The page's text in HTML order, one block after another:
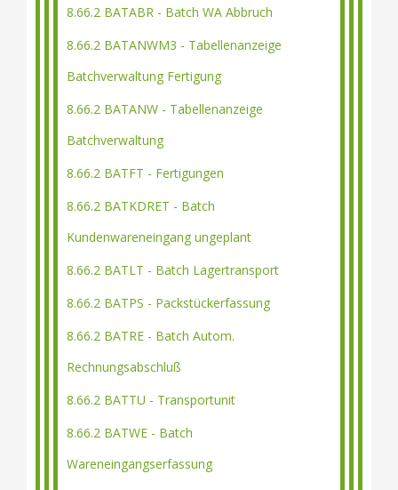
8.66.2 BATABR - Batch WA Abbruch
8.66.2 BATANWM3 - Tabellenanzeige
Batchverwaltung Fertigung
8.66.2 BATANW - Tabellenanzeige
Batchverwaltung
8.66.2 BATFT - Fertigungen
8.66.2 BATKDRET - Batch
Kundenwareneingang ungeplant
8.66.2 BATLT - Batch Lagertransport
8.66.2 BATPS - Packstückerfassung
8.66.2 BATRE - Batch Autom.
Rechnungsabschluß
8.66.2 BATTU - Transportunit
8.66.2 BATWE - Batch
Wareneingangserfassung